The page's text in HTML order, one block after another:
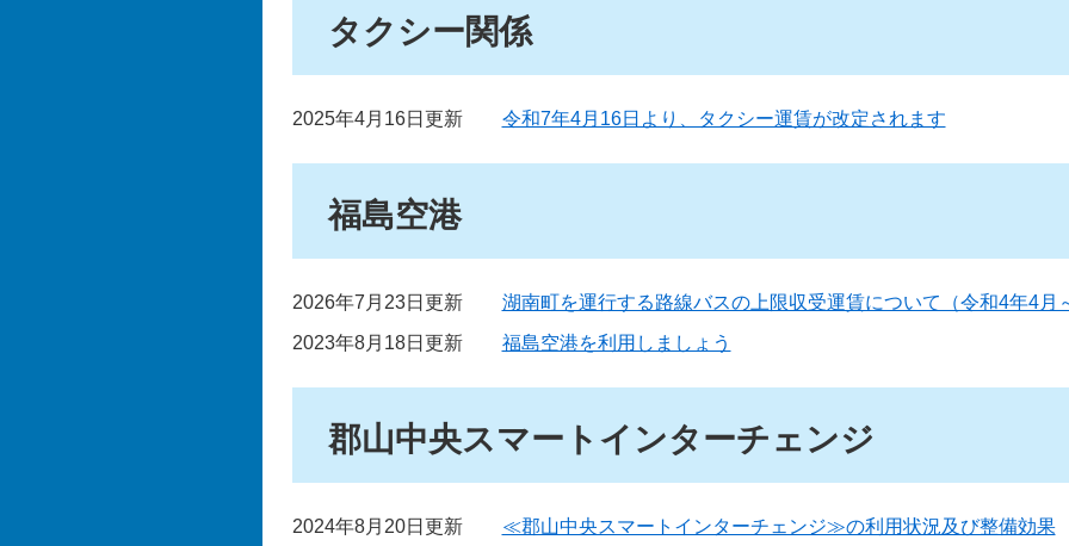
タクシー関係
2025年4月16日更新 令和7年4月16日より、タクシー運賃が改定されます
福島空港
2026年7月23日更新
湖南町を運行する路線バスの上限収受運賃について（令和4年4月
2023年8月18日更新
福島空港を利用しましょう
郡山中央スマートインターチェンジ
2024年8月20日更新
≪郡山中央スマートインターチェンジ≫の利用状況及び整備効果